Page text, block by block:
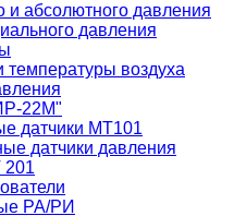
и абсолютного давления
давления
температуры воздуха
22М"
датчики МТ101
датчики давления
РА/РИ